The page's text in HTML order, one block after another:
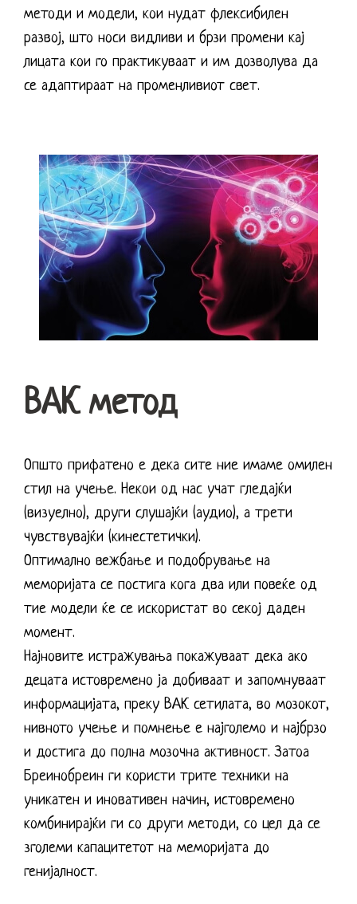
методи и модели, кои нудат флексибилен
развој, што носи видливи и брзи промени кај
лицата кои го практикуваат и им дозволува да
се адаптираат на променливиот свет.
ВАК метод
Општо прифатено е дека сите ние имаме омилен
стил на учење. Некои од нас учат гледајќи
(визуелно), други слушајќи (аудио), а трети
чувствувајќи (кинестетички).
Оптимално вежбање и подобрување на
меморијата се постига кога два или повеќе од
тие модели ќе се искористат во секој даден
момент.
Најновите истражувања покажуваат дека ако
децата истовремено ја добиваат и запомнуваат
информацијата, преку ВАК сетилата, во мозокот,
нивното учење и помнење е најголемо и најбрзо
и достига до полна мозочна активност. Затоа
Бреинобреин ги користи трите техники на
уникатен и иновативен начин, истовремено
комбинирајќи ги со други методи, со цел да се
зголеми капацитетот на меморијата до
генијалност.